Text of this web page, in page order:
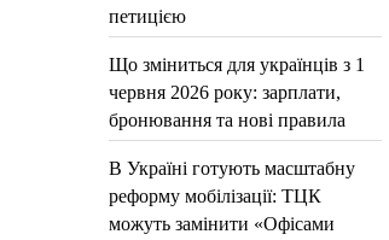
петицією
Що зміниться для українців з 1
червня 2026 року: зарплати,
бронювання та нові правила
В Україні готують масштабну
реформу мобілізації: ТЦК
можуть замінити «Офісами